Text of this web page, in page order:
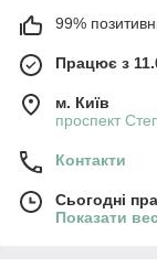
99%
Працює з
м. Київ
проспект
Контакти
Сьогодні
Показати